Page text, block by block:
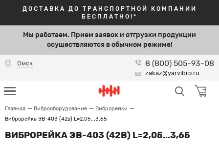
ДОСТАВКА ДО ТРАНСПОРТНОЙ КОМПАНИИ
БЕСПЛАТНО!*
Мы работаем. Прием заявок и отгрузки продукции
осуществляются в обычном режиме!
Омск 8 (800) 505-93-08
zakaz@yarvibro.ru
Главная Виброоборудование
Виброрейки
Виброрейка ЭВ-403 (42в) L=2,05...3,65
ВИБРОРЕЙКА ЭВ-403 (42В) L=2,05...3,65